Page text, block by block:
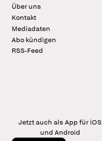
Über uns
Kontakt
Mediadaten
Abo kündigen
RSS-Feed
Jetzt auch als App für iOS
und Android